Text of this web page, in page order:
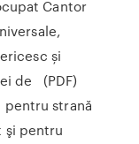
Cantor
și
de (PDF)
pentru strană
şi pentru